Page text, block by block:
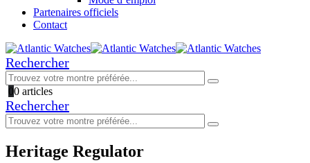
Partenaires officiels
Contact
Rechercher
00 articles
Rechercher
Heritage Regulator